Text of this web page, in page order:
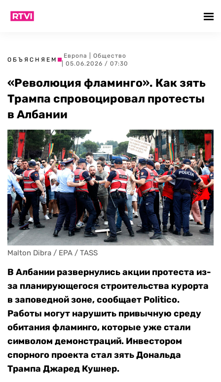
ОБЪЯСНЯЕМ
Европа
Общество
| 05.06.2026 / 07:30
«Революция фламинго». Как зять
Трампа спровоцировал протесты
в Албании
Malton Dibra / EPA / TASS
В Албании развернулись акции протеста из-
за планирующегося строительства курорта
в заповедной зоне, сообщает Politico.
Работы могут нарушить привычную среду
обитания фламинго, которые уже стали
символом демонстраций. Инвестором
спорного проекта стал зять Дональда
Трампа Джаред Кушнер.